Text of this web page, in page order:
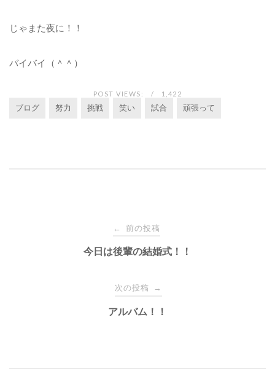
じゃまた夜に！！
バイバイ（＾＾）
POST VIEWS: 1,422
ブログ 努力 挑戦 笑い 試合 頑張って
← 前の投稿
今日は後輩の結婚式！！
次の投稿 →
アルバム！！